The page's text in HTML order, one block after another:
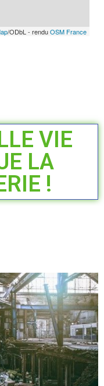
/ODbL - renduOSM France
VIE
LA
!